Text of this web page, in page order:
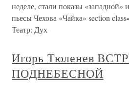
неделе, стали показы «западной»
пьесы Чехова «Чайка» section
Театр: Дух
Игорь Тюленев
ПОДНЕБЕСНОЙ